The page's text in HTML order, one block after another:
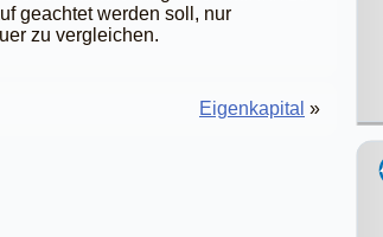
geachtet werden soll, nur
zu vergleichen.
Eigenkapital »